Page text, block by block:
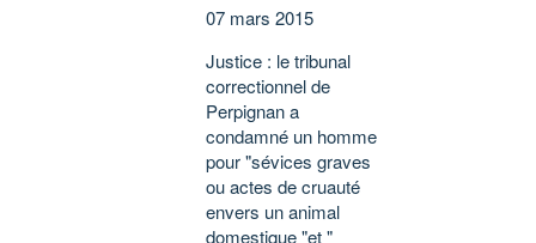
07 mars 2015
Justice : le tribunal
correctionnel de
Perpignan a
condamné un homme
pour "sévices graves
ou actes de cruauté
envers un animal
domestique "et "